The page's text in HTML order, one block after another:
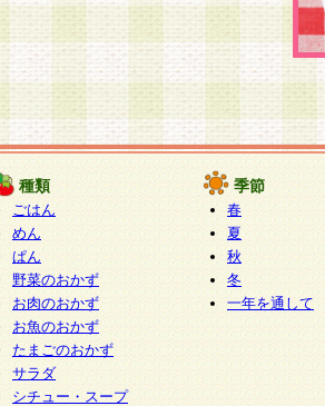
種類
ごはん
めん
ぱん
野菜のおかず
お肉のおかず
お魚のおかず
たまごのおかず
サラダ
シチュー・スープ
季節
春
夏
秋
冬
一年を通して